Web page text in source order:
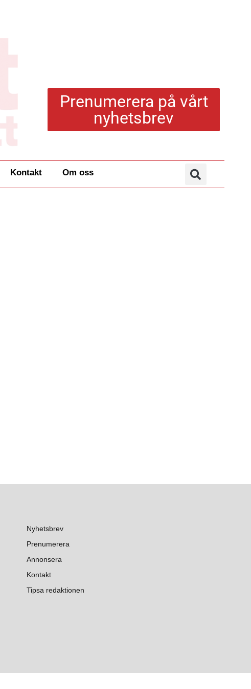
Prenumerera på vårt
nyhetsbrev
Kontakt Om oss
Nyhetsbrev
Prenumerera
Annonsera
Kontakt
Tipsa redaktionen